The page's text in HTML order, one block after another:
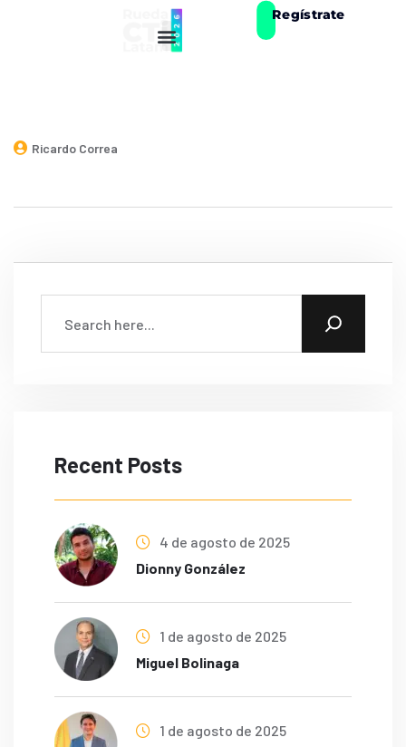
Regístrate
Ricardo Correa
Recent Posts
4 de agosto de 2025
Dionny González
1 de agosto de 2025
Miguel Bolinaga
1 de agosto de 2025